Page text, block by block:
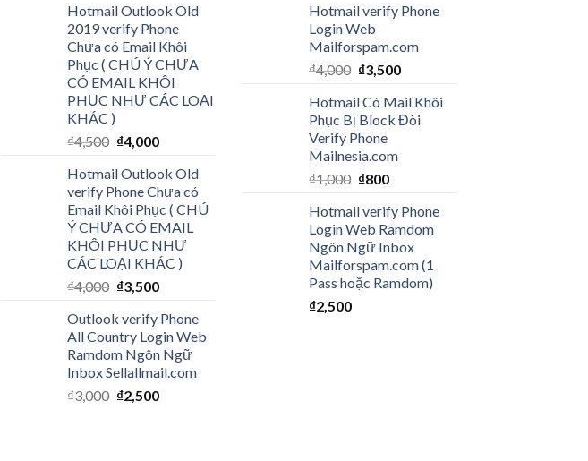
Hotmail Outlook Old
2019 verify Phone
Chưa có Email Khôi
Phục ( CHÚ Ý CHƯA
CÓ EMAIL KHÔI
PHỤC NHƯ CÁC LOẠI
KHÁC )
₫4,500 ₫4,000
Hotmail Outlook Old
verify Phone Chưa có
Email Khôi Phục ( CHÚ
Ý CHƯA CÓ EMAIL
KHÔI PHỤC NHƯ
CÁC LOẠI KHÁC )
₫4,000 ₫3,500
Outlook verify Phone
All Country Login Web
Ramdom Ngôn Ngữ
Inbox Sellallmail.com
₫3,000 ₫2,500
Hotmail verify Phone
Login Web
Mailforspam.com
₫4,000 ₫3,500
Hotmail Có Mail Khôi
Phục Bị Block Đòi
Verify Phone
Mailnesia.com
₫1,000 ₫800
Hotmail verify Phone
Login Web Ramdom
Ngôn Ngữ Inbox
Mailforspam.com (1
Pass hoặc Ramdom)
₫2,500